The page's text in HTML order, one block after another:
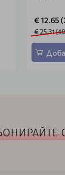
€ 12.65
€ 25.31